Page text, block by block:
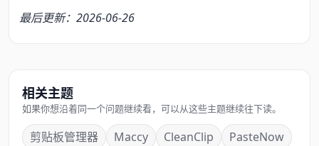
最后更新：2026-06-26
相关主题
如果你想沿着同一个问题继续看，可以从这些主题继续往下读。
剪贴板管理器 Maccy CleanClip
PasteNow